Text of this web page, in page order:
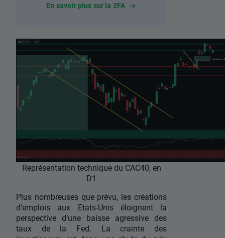
En savoir plus sur la 2FA
Représentation technique du CAC40, en
D1
Plus nombreuses que prévu, les créations
d’emplois aux Etats-Unis éloignent la
perspective d’une baisse agressive des
taux de la Fed. La crainte des